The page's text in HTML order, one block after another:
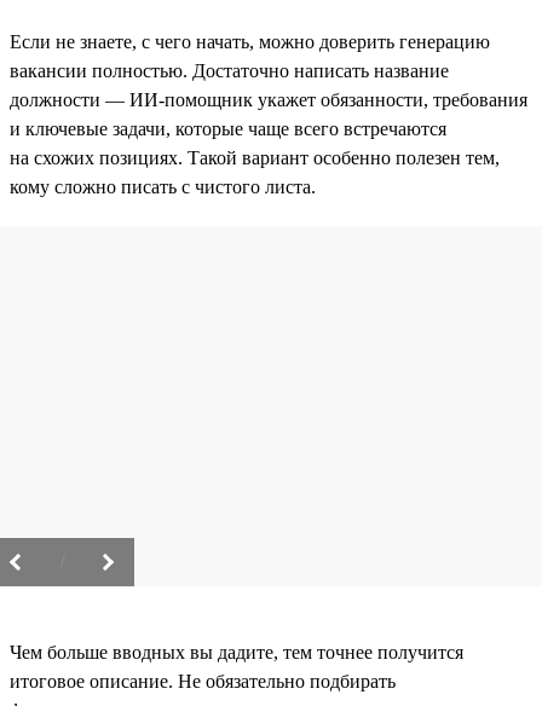
Если не знаете, с чего начать, можно доверить генерацию
вакансии полностью. Достаточно написать название
должности — ИИ-помощник укажет обязанности, требования
и ключевые задачи, которые чаще всего встречаются
на схожих позициях. Такой вариант особенно полезен тем,
кому сложно писать с чистого листа.
Чем больше вводных вы дадите, тем точнее получится
итоговое описание. Не обязательно подбирать